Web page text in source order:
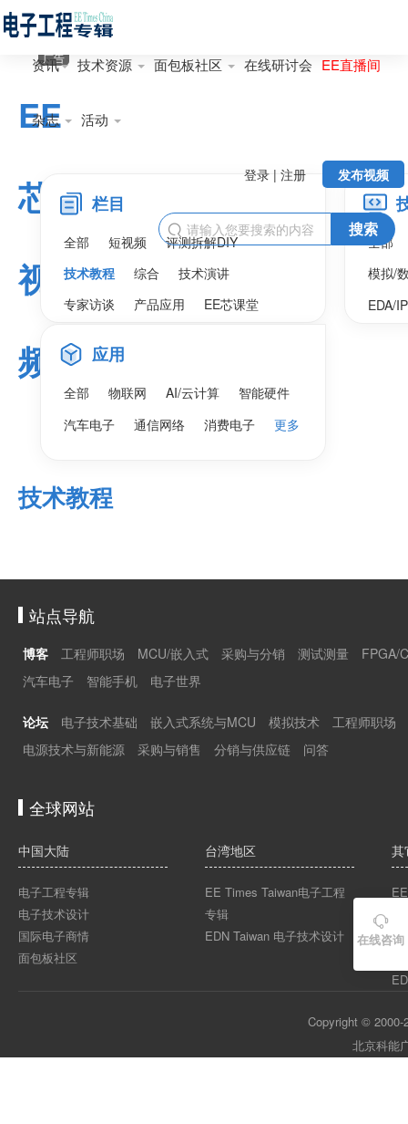
资讯 技术资源 面包板社区 在线研讨会 EE直播间
杂志 活动
发布视频
登录 | 注册
 搜索
EE
芯
视
频
广告
栏目
全部 短视频
评测拆解DIY
技术教程
综合
技术演讲
专家访谈
产品应用 EE芯课堂
全部
模拟/
EDA/
应用
全部 物联网 AI/云计算
智能硬件
汽车电子
通信网络 消费电子 更多
技术教程
站点导航
博客 工程师职场 MCU/嵌入式 采购与分销 测试测量
FPGA/
汽车电子
智能手机 电子世界
论坛 电子技术基础 嵌入式系统与MCU 模拟技术
工程师职场
电源技术与新能源
采购与销售 分销与供应链 问答
全球网站
中国大陆
电子工程专辑
电子技术设计
国际电子商情
面包板社区
台湾地区
EE Times Taiwan电子工程
专辑
EDN Taiwan 电子技术设计
其
Copyright © 2000-
北京科能

在线咨询